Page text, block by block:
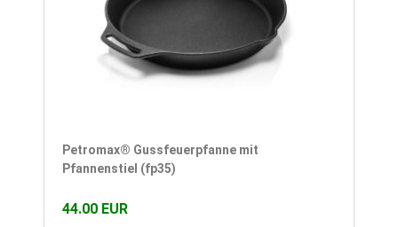
Petromax® Gussfeuerpfanne mit
Pfannenstiel (fp35)
44.00 EUR